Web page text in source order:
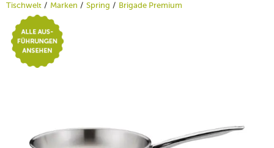
Tischwelt Marken Spring Brigade Premium